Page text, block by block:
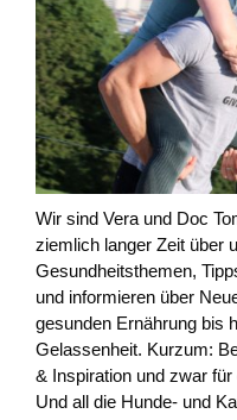
Wir sind Vera und Doc
ziemlich langer Zeit über
Gesundheitsthemen,
und informieren über
gesunden Ernährung bis
Gelassenheit. Kurzum:
& Inspiration und zwar
Und all die Hunde- und